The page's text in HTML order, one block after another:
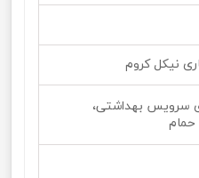
سرویس بهداشتی،
حمام